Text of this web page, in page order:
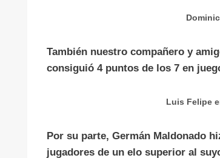
También nuestro compañero y
consiguió 4 puntos de los 7 en
Luis Felipe
Por su parte, Germán Maldonado
jugadores de un elo superior al